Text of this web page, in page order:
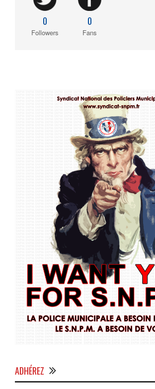
0
Followers
0
Fans
ADHÉREZ